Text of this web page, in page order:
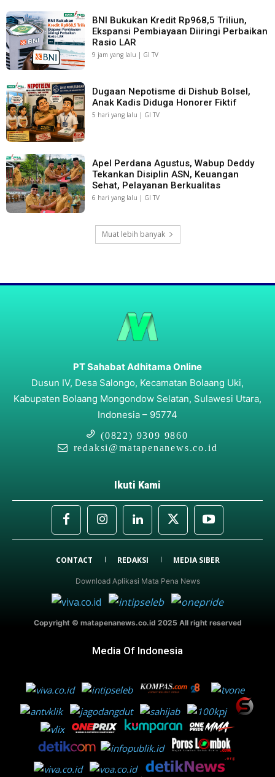
BNI Bukukan Kredit Rp968,5 Triliun,
Ekspansi Pembiayaan Diiringi Perbaikan
Rasio LAR
9 jam yang lalu | GI TV
Dugaan Nepotisme di Dishub Bolsel,
Anak Kadis Diduga Honorer Fiktif
5 hari yang lalu | GI TV
Apel Perdana Agustus, Wabup Deddy
Tekankan Disiplin ASN, Keuangan
Sehat, Pelayanan Berkualitas
6 hari yang lalu | GI TV
Muat lebih banyak
PT Sahabat Adhitama Online
Dusun IV, Desa Salongo, Kecamatan Bolaang Uki,
Kabupaten Bolaang Mongondow Selatan, Sulawesi Utara,
Indonesia – 95774
(0822) 9309 9860
redaksi@matapenanews.co.id
Ikuti Kami
CONTACT REDAKSI MEDIA SIBER
Download Aplikasi Mata Pena News
Copyright © matapenanews.co.id 2025 All right reserved
Media Of Indonesia